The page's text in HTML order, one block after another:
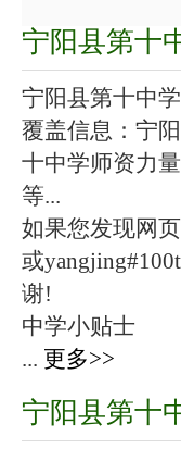
宁阳县第十
宁阳县第十中
覆盖信息：宁
十中学师资力
等...
如果您发现网
或
谢!
中学小贴士
... 更多>>
宁阳县第十